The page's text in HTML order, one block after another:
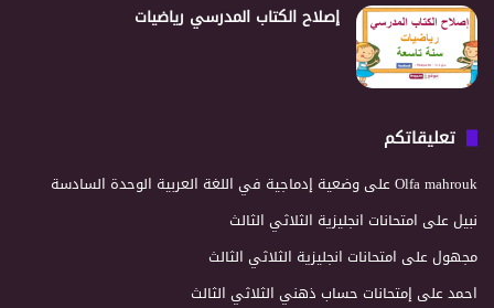
إصلاح الكتاب المدرسي رياضيات
تعليقاتكم
Olfa mahroukعلى وضعية إدماجية في اللغة العربية الوحدة السادسة
نبيلعلى امتحانات انجليزية الثلاثي الثالث
مجهولعلى امتحانات انجليزية الثلاثي الثالث
احمدعلى إمتحانات حساب ذهني الثلاثي الثالث